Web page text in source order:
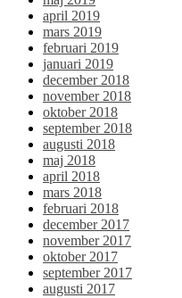
april 2019
mars 2019
februari 2019
januari 2019
december 2018
november 2018
oktober 2018
september 2018
augusti 2018
maj 2018
april 2018
mars 2018
februari 2018
december 2017
november 2017
oktober 2017
september 2017
augusti 2017